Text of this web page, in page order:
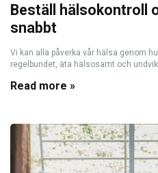
Beställ hälsokontroll
snabbt
Vi kan alla påverka vår hälsa genom
regelbundet, äta hälsosamt och
Read more »